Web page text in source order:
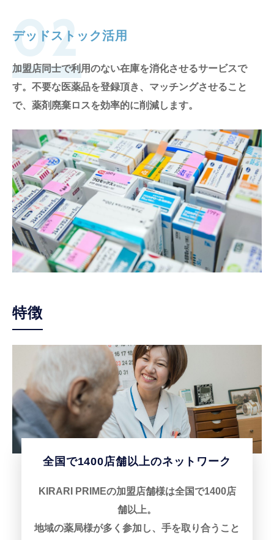
02
デッドストック活用
加盟店同士で利用のない在庫を消化させるサービスで
す。不要な医薬品を登録頂き、マッチングさせること
で、薬剤廃棄ロスを効率的に削減します。
特徴
全国で1400店舗以上のネットワーク
KIRARI PRIMEの加盟店舗様は全国で1400店
舗以上。
地域の薬局様が多く参加し、手を取り合うこと